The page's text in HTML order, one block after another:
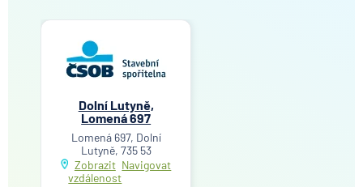
Dolní Lutyně,
Lomená 697
Lomená 697, Dolní
Lutyně, 735 53
Zobrazit
vzdálenost
Navigovat